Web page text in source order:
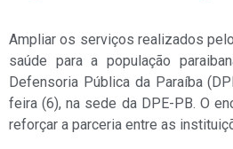
Ampliar os serviços realizados
saúde para a população
Defensoria Pública da Paraíba
feira (6), na sede da DPE-PB. O
reforçar a parceria entre as